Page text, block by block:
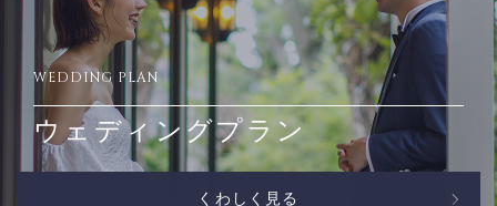
WEDDING PLAN
ウェディングプラン
くわしく見る